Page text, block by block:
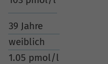
39 Jahre
weiblich
1.05 pmol/l